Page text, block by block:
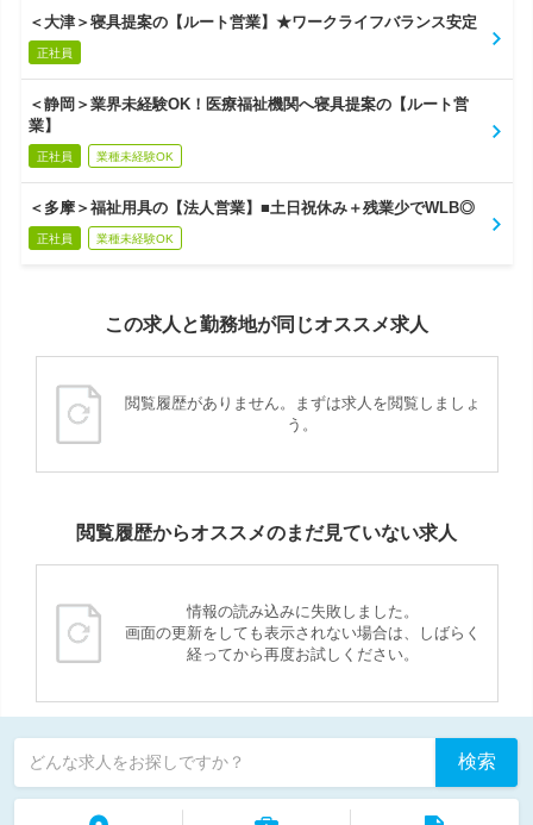
＜大津＞寝具提案の【ルート営業】★ワークライフバランス安定
正社員
＜静岡＞業界未経験OK！医療福祉機関へ寝具提案の【ルート営
業】
正社員 業種未経験OK
＜多摩＞福祉用具の【法人営業】■土日祝休み＋残業少でWLB◎
正社員 業種未経験OK
この求人と勤務地が同じオススメ求人
閲覧履歴がありません。まずは求人を閲覧しましょ
う。
閲覧履歴からオススメのまだ見ていない求人
情報の読み込みに失敗しました。
画面の更新をしても表示されない場合は、しばらく
経ってから再度お試しください。
どんな求人をお探しですか？ 検索